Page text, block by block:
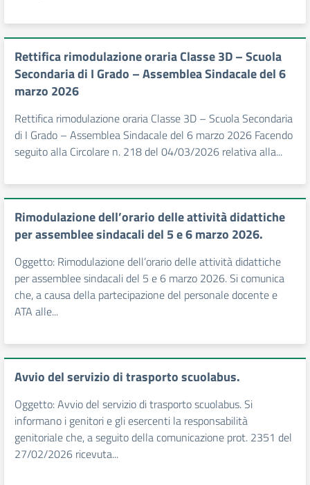
Rettifica rimodulazione oraria Classe 3D – Scuola
Secondaria di I Grado – Assemblea Sindacale del 6
marzo 2026
Rettifica rimodulazione oraria Classe 3D – Scuola Secondaria
di I Grado – Assemblea Sindacale del 6 marzo 2026 Facendo
seguito alla Circolare n. 218 del 04/03/2026 relativa alla...
Rimodulazione dell’orario delle attività didattiche
per assemblee sindacali del 5 e 6 marzo 2026.
Oggetto: Rimodulazione dell’orario delle attività didattiche
per assemblee sindacali del 5 e 6 marzo 2026. Si comunica
che, a causa della partecipazione del personale docente e
ATA alle...
Avvio del servizio di trasporto scuolabus.
Oggetto: Avvio del servizio di trasporto scuolabus. Si
informano i genitori e gli esercenti la responsabilità
genitoriale che, a seguito della comunicazione prot. 2351 del
27/02/2026 ricevuta...